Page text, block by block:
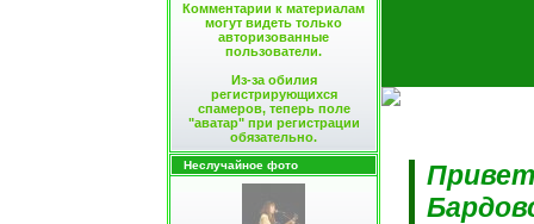
Комментарии к материалам
могут видеть только
авторизованные
пользователи.
Из-за обилия
регистрирующихся
спамеров, теперь поле
"аватар" при регистрации
обязательно.
Неслучайное фото